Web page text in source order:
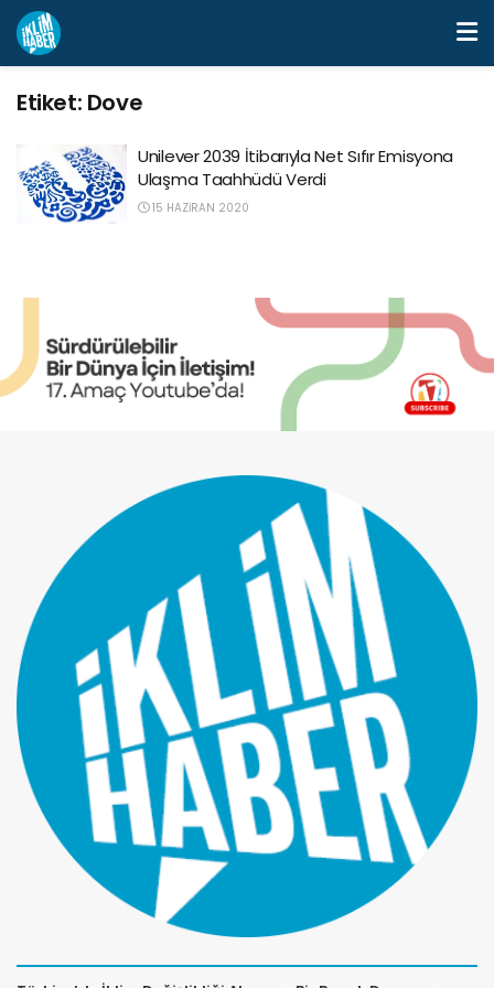
Etiket: Dove
Unilever 2039 İtibarıyla Net Sıfır Emisyona
Ulaşma Taahhüdü Verdi
15 HAZIRAN 2020